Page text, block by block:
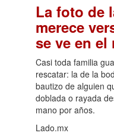
La foto de
merece
se ve en el
Casi toda familia
rescatar: la de la
bautizo de alguien
doblada o rayada
mano por años.
Lado.mx